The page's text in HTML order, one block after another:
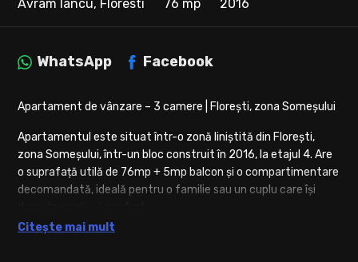
Avram Iancu, Floresti
76 mp 2016
WhatsApp Facebook
Apartament de vânzare – 3 camere | Florești, zona Someșului
Apartamentul este situat într-o zonă liniștită din Florești,
zona Someșului, într-un bloc construit în 2016, la etajul 4. Are
o suprafață utilă de 76mp + 5mp balcon și o compartimentare
decomandată, ideală pentru o familie sau un cuplu care își
Este compus din:
Citește mai mult